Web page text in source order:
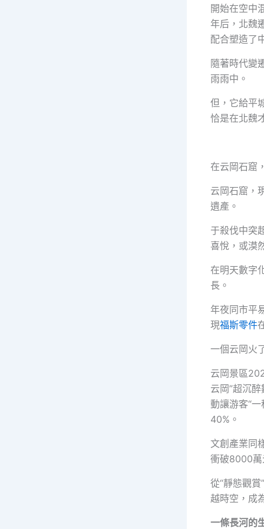
開始在空中
年后，北魏
配合塑造了
隨著時代變
雨雨中。
但，它給平
恰是在北魏
在云岡石窟
云岡石窟，
遺產。
于殺伐中突
喜悅，或漠
在明天數字
長。
年夜同市平
現福斯零件
一個云岡火
云岡景區
云岡”超沉醉
動讓游客“
40%。
文創產業同
衝破8000萬
從“靜態觀
越時空，成
一條長河的